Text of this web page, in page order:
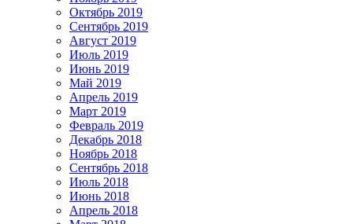
Октябрь 2019
Сентябрь 2019
Август 2019
Июль 2019
Июнь 2019
Май 2019
Апрель 2019
Март 2019
Февраль 2019
Декабрь 2018
Ноябрь 2018
Сентябрь 2018
Июль 2018
Июнь 2018
Апрель 2018